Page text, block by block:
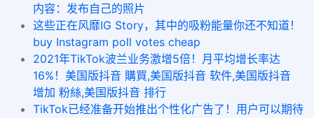
内容：发布自己的照片
这些正在风靡IG Story，其中的吸粉能量你还不知道！
buy Instagram poll votes cheap
2021年TikTok波兰业务激增5倍！月平均增长率达
16%！美国版抖音 購買,美国版抖音 软件,美国版抖音
增加 粉絲,美国版抖音 排行
TikTok已经准备开始推出个性化广告了！用户可以期待